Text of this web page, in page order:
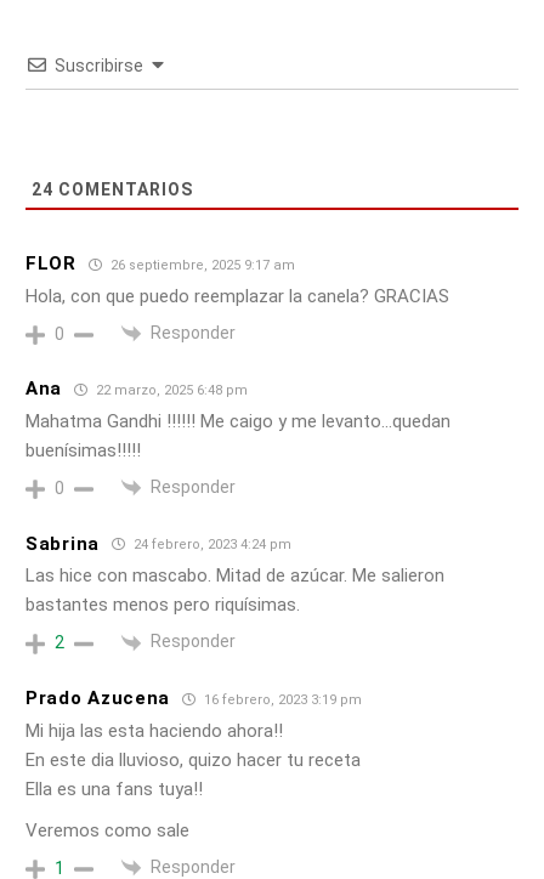
Suscribirse
24 COMENTARIOS
FLOR 26 septiembre, 2025 9:17 am
Hola, con que puedo reemplazar la canela? GRACIAS
0 Responder
Ana 22 marzo, 2025 6:48 pm
Mahatma Gandhi !!!!!! Me caigo y me levanto…quedan
buenísimas!!!!!
0 Responder
Sabrina 24 febrero, 2023 4:24 pm
Las hice con mascabo. Mitad de azúcar. Me salieron
bastantes menos pero riquísimas.
2 Responder
Prado Azucena 16 febrero, 2023 3:19 pm
Mi hija las esta haciendo ahora!!
En este dia lluvioso, quizo hacer tu receta
Ella es una fans tuya!!
Veremos como sale
1 Responder